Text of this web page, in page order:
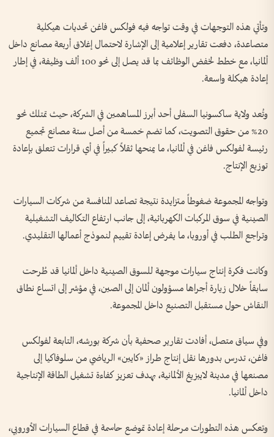
وتأتي هذه التوجهات في وقت تواجه فيه فولكس فاغن تحديات هيكلية
متصاعدة، دفعت تقارير إعلامية إلى الإشارة لاحتمال إغلاق أربعة مصانع داخل
ألمانيا، مع خطط لخفض الوظائف بما قد يصل إلى نحو 100 ألف وظيفة، في إطار
إعادة هيكلة واسعة.
وتُعد ولاية ساكسونيا السفلى أحد أبرز المساهمين في الشركة، حيث تمتلك نحو
20% من حقوق التصويت، كما تضم خمسة من أصل ستة مصانع تجميع
رئيسة لفولكس فاغن في ألمانيا، ما يمنحها ثقلاً كبيراً في أي قرارات تتعلق بإعادة
توزيع الإنتاج.
وتواجه المجموعة ضغوطاً متزايدة نتيجة تصاعد المنافسة من شركات السيارات
الصينية في سوق المركبات الكهربائية، إلى جانب ارتفاع التكاليف التشغيلية
وتراجع الطلب في أوروبا، ما يفرض إعادة تقييم لنموذج أعمالها التقليدي.
وكانت فكرة إنتاج سيارات موجهة للسوق الصينية داخل ألمانيا قد طُرحت
سابقاً خلال زيارة أجراها مسؤولون ألمان إلى الصين، في مؤشر إلى اتساع نطاق
النقاش حول مستقبل التصنيع داخل المجموعة.
وفي سياق متصل، أفادت تقارير صحفية بأن شركة بورشه، التابعة لفولكس
فاغن، تدرس بدورها نقل إنتاج طراز «كايين» الرياضي من سلوفاكيا إلى
مصنعها في مدينة لايبزيغ الألمانية، بهدف تعزيز كفاءة تشغيل الطاقة الإنتاجية
داخل ألمانيا.
وتعكس هذه التطورات مرحلة إعادة تموضع حاسمة في قطاع السيارات الأوروبي،